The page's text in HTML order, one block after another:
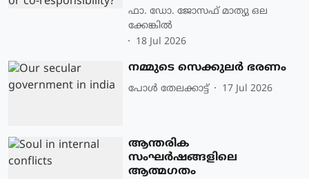
ഫാ. ഡോ. ജോസഫ് മാത്യു ഒല
ക്കേങ്കിൽ
18 Jul 2026
നമ്മുടെ സെക്കുലർ ഭരണം
പോള്‍ തേലക്കാട്ട്‌ 17 Jul 2026
ആന്തരിക
സംഘർഷങ്ങളിലെ
ആത്മഗതം